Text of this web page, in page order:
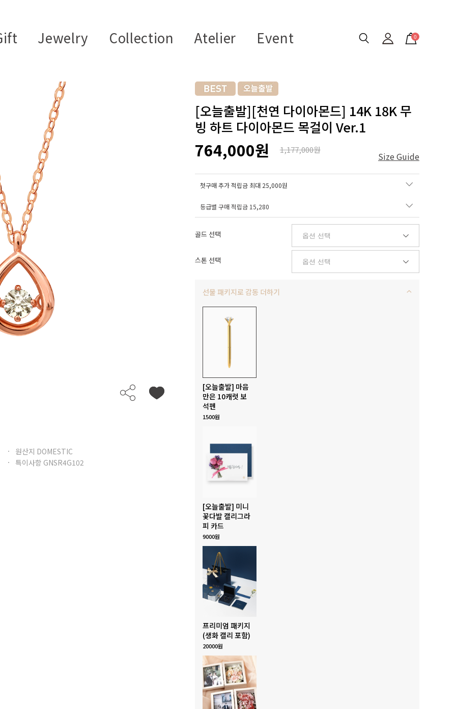
Jewelry Collection Atelier Event 0
원산지 DOMESTIC
특이사항 GNSR4G102
[오늘출발][천연 다이아몬드] 14K 18K 무
빙 하트 다이아몬드 목걸이 Ver.1
764,000원 1,177,000원
Size Guide
첫구매 추가 적립금 최대 25,000원
등급별 구매 적립금 15,280
골드 선택
스톤 선택
선물 패키지로 감동 더하기
[오늘출발] 마음
만은 10캐럿 보
석펜
1500원
[오늘출발] 미니
꽃다발 캘리그라
피 카드
9000원
프리미엄 패키지
(생화 캘리 포함)
20000원